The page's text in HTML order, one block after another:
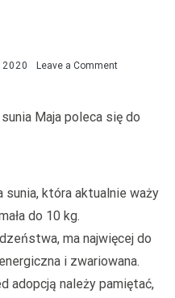
Leave a Commenton
Maja poleca się do
która aktualnie waży
do 10 kg.
ma najwięcej do
i zwariowana.
adopcją należy pamiętać,